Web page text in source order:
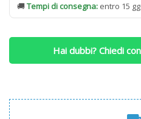
🚚Tempi di consegna: entro 15 gg
Hai dubbi? Chiedi